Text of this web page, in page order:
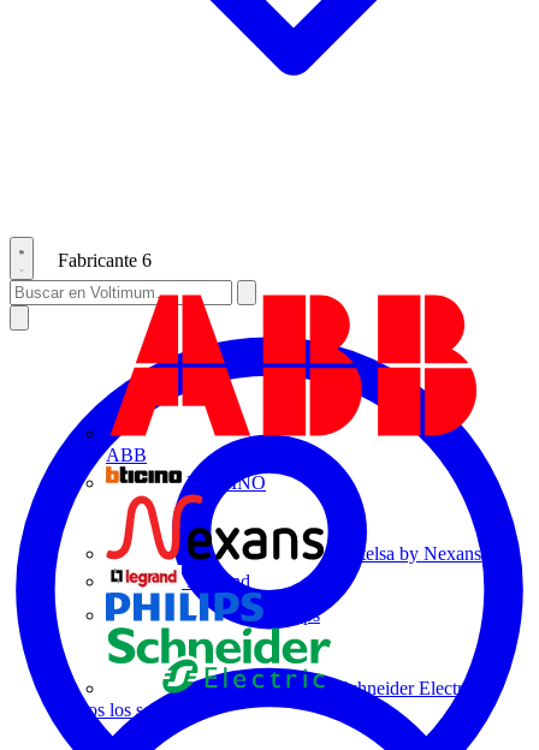
Fabricante 6
ABB
BTICINO
Centelsa by Nexans
Legrand
Philips
Schneider Electric
Todos los socios